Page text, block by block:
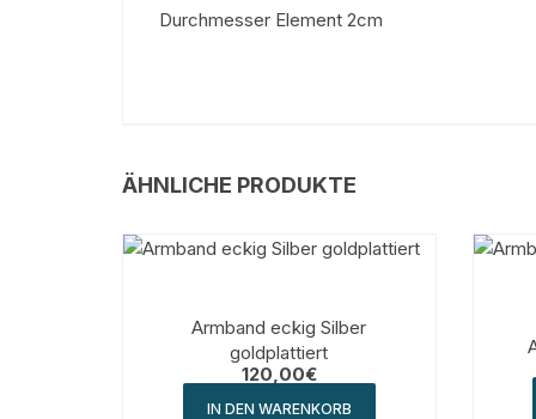
Durchmesser Element 2cm
ÄHNLICHE PRODUKTE
Armband eckig Silber
goldplattiert
120,00€
IN DEN WARENKORB